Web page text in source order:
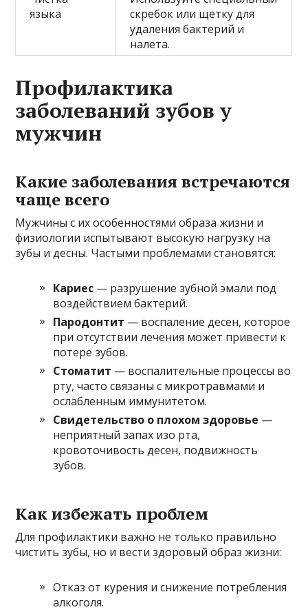
языка
скребок или щетку для
удаления бактерий и
налета.
Профилактика
заболеваний зубов у
мужчин
Какие заболевания встречаются
чаще всего
Мужчины с их особенностями образа жизни и
физиологии испытывают высокую нагрузку на
зубы и десны. Частыми проблемами становятся:
Кариес — разрушение зубной эмали под
воздействием бактерий.
Пародонтит — воспаление десен, которое
при отсутствии лечения может привести к
потере зубов.
Стоматит — воспалительные процессы во
рту, часто связаны с микротравмами и
ослабленным иммунитетом.
Свидетельство о плохом здоровье —
неприятный запах изо рта,
кровоточивость десен, подвижность
зубов.
Как избежать проблем
Для профилактики важно не только правильно
чистить зубы, но и вести здоровый образ жизни:
Отказ от курения и снижение потребления
алкоголя.